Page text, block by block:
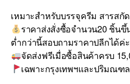
เหมาะสำหรับบรรจุครีม สารสกั
ราคาส่งสั่งซื้อจำนวน20 ชิ้นขึ้
ต่ำกว่านี้สอบถามราคาปลีกได้ค่ะ
จัดส่งฟรีเมื่อซื้อสินค้าครบ
เฉพาะกรุงเทพฯและปริมณฑล